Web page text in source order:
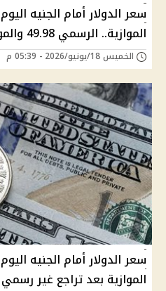
سعر الدولار أمام الجنيه
الموازية.. الرسمي 49.98 والموازي 51.44 جنيهًا
الخميس 18/يونيو/2026 - 05:39 م
سعر الدولار أمام الجنيه
الموازية بعد تراجع غير رسمي